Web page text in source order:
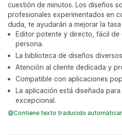
cuestión de minutos. Los diseños
profesionales experimentados en
duda, te ayudarán a mejorar la
Editor potente y directo, fácil de
persona.
La biblioteca de diseños
Atención al cliente dedicada y
Compatible con aplicaciones
La aplicación está diseñada
excepcional.
Contiene texto traducido